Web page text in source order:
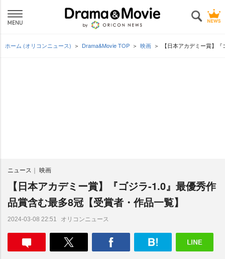
ホーム (オリコンニュース) Drama&Movie TOP 映画 【日本アカデミー賞】
ニュース 映画
【日本アカデミー賞】『ゴジラ-1.0』最優秀作
品賞含む最多8冠【受賞者・作品一覧】
2024-03-08 22:51 オリコンニュース